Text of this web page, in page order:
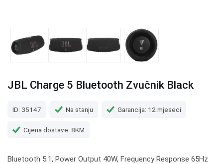
JBL Charge 5 Bluetooth Zvučnik Black
ID: 35147 Na stanju Garancija: 12 mjeseci
Cijena dostave: 8KM
Bluetooth 5.1, Power Output 40W, Frequency Response 65Hz